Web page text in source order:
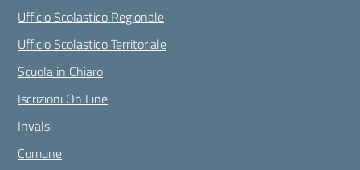
Ufficio Scolastico Regionale
Ufficio Scolastico Territoriale
Scuola in Chiaro
Iscrizioni On Line
Invalsi
Comune